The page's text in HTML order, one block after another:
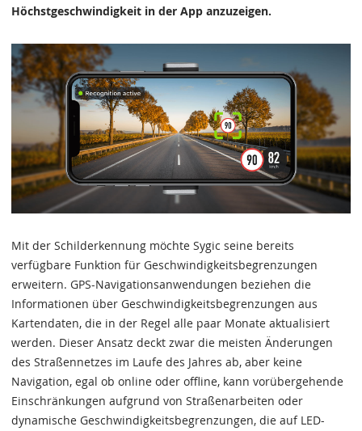
Höchstgeschwindigkeit in der App anzuzeigen.
Mit der Schilderkennung möchte Sygic seine bereits
verfügbare Funktion für Geschwindigkeitsbegrenzungen
erweitern. GPS-Navigationsanwendungen beziehen die
Informationen über Geschwindigkeitsbegrenzungen aus
Kartendaten, die in der Regel alle paar Monate aktualisiert
werden. Dieser Ansatz deckt zwar die meisten Änderungen
des Straßennetzes im Laufe des Jahres ab, aber keine
Navigation, egal ob online oder offline, kann vorübergehende
Einschränkungen aufgrund von Straßenarbeiten oder
dynamische Geschwindigkeitsbegrenzungen, die auf LED-